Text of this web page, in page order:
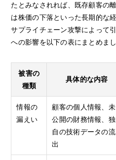
たとみなされれば、既存顧客の
は株価の下落といった長期的な
サプライチェーン攻撃によって
への影響を以下の表にまとめまし
被害の
種類
具体的な内容
情報の
漏えい
顧客の個人情報、未
公開の財務情報、独
自の技術データの流
出